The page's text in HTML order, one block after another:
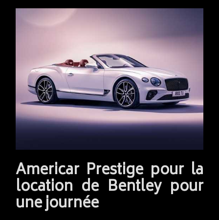
Americar Prestige pour la
location de Bentley pour
une journée